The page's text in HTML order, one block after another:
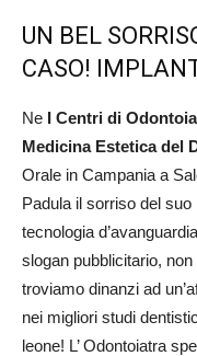
UN BEL
CASO!
Ne I Centri di
Medicina Estetica del
Orale in Campania a
Padula il sorriso del suo
tecnologia
slogan pubblicitario,
troviamo dinanzi ad
nei migliori studi
leone! L’ Odontoiatra